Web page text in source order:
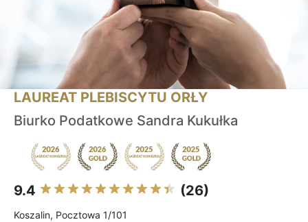
LAUREAT PLEBISCYTU ORŁY
Biurko Podatkowe Sandra Kukułka
9.4 (26)
Koszalin, Pocztowa 1/101